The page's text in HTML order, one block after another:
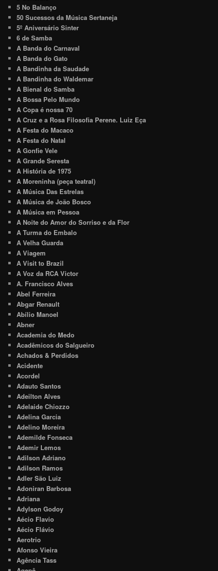
5 No Balanço
50 Sucessos da Música Sertaneja
5º Aniversário Sinter
6 de Samba
A Banda do Carnaval
A Banda do Gato
A Bandinha da Saudade
A Bandinha do Waldemar
A Bienal do Samba
A Bossa Pelo Mundo
A Copa é nossa 70
A Cruz e a Rosa Filosofia Perene. Luiz Eça
A Festa do Macaco
A Festa do Natal
A Gonfie Vele
A Grande Seresta
A História de 1975
A Moreninha (peça teatral)
A Música Das Estrelas
A Música de João Bosco
A Música em Pessoa
A Noite do Amor do Sorriso e da Flor
A Turma do Embalo
A Velha Guarda
A Viagem
A Visit to Brazil
A Voz da RCA Victor
A. Francisco Alves
Abel Ferreira
Abgar Renault
Abílio Manoel
Abner
Academia do Medo
Acadêmicos do Salgueiro
Achados & Perdidos
Acidente
Acordel
Adauto Santos
Adeilton Alves
Adelaide Chiozzo
Adelina Garcia
Adelino Moreira
Ademilde Fonseca
Ademir Lemos
Adilson Adriano
Adilson Ramos
Adler São Luiz
Adoniran Barbosa
Adriana
Adylson Godoy
Aécio Flavio
Aécio Flávio
Aerotrio
Afonso Vieira
Agência Tass